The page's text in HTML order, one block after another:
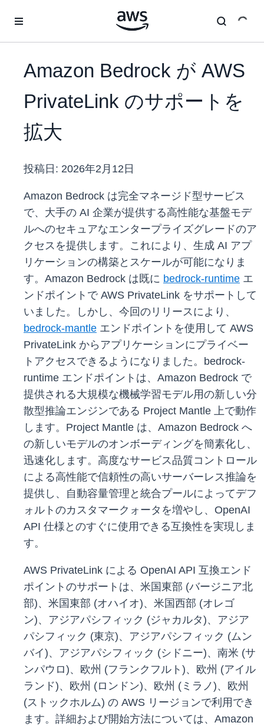
Amazon Bedrock が AWS
PrivateLink のサポートを
拡大
投稿日: 2026年2月12日
Amazon Bedrock は完全マネージド型サービス
で、大手の AI 企業が提供する高性能な基盤モデ
ルへのセキュアなエンタープライズグレードのア
クセスを提供します。これにより、生成 AI アプ
リケーションの構築とスケールが可能になりま
す。Amazon Bedrock は既に bedrock-runtime エ
ンドポイントで AWS PrivateLink をサポートして
いました。しかし、今回のリリースにより、
bedrock-mantle エンドポイントを使用して AWS
PrivateLink からアプリケーションにプライベー
トアクセスできるようになりました。bedrock-
runtime エンドポイントは、Amazon Bedrock で
提供される大規模な機械学習モデル用の新しい分
散型推論エンジンである Project Mantle 上で動作
します。Project Mantle は、Amazon Bedrock へ
の新しいモデルのオンボーディングを簡素化し、
迅速化します。高度なサービス品質コントロール
による高性能で信頼性の高いサーバーレス推論を
提供し、自動容量管理と統合プールによってデフ
ォルトのカスタマークォータを増やし、OpenAI
API 仕様とのすぐに使用できる互換性を実現しま
す。
AWS PrivateLink による OpenAI API 互換エンド
ポイントのサポートは、米国東部 (バージニア北
部)、米国東部 (オハイオ)、米国西部 (オレゴ
ン)、アジアパシフィック (ジャカルタ)、アジア
パシフィック (東京)、アジアパシフィック (ムン
バイ)、アジアパシフィック (シドニー)、南米 (サ
ンパウロ)、欧州 (フランクフルト)、欧州 (アイル
ランド)、欧州 (ロンドン)、欧州 (ミラノ)、欧州
(ストックホルム) の AWS リージョンで利用でき
ます。詳細および開始方法については、Amazon